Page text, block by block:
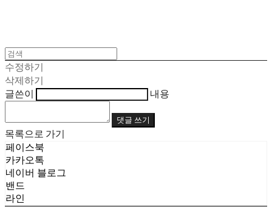
수정하기
삭제하기
글쓴이
내용
댓글 쓰기
목록으로 가기
페이스북
카카오톡
네이버 블로그
밴드
라인